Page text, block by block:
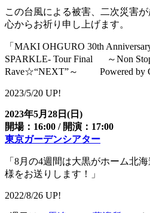
この台風による被害、二次災害
心からお祈り申し上げます。
「MAKI OHGURO 30th
SPARKLE- Tour Final ～Non
Rave☆“NEXT”～ Powered by
2023/5/20 UP!
2023年5月28日(日)
開場：16:00 / 開演：17:00
東京ガーデンシアター
「8月の4週間は大黒がホーム北
様をお送りします！」
2022/8/26 UP!